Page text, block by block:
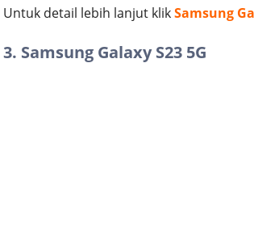
Untuk detail lebih lanjut klikSamsung
3. Samsung Galaxy S23 5G